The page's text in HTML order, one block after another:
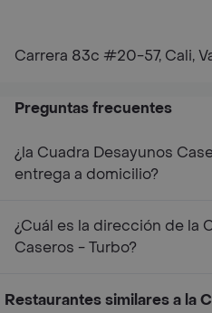
Carrera 83c #20-57, Cali,
Preguntas frecuentes
¿la Cuadra Desayunos
entrega a domicilio?
¿Cuál es la dirección de la
Caseros - Turbo?
Restaurantes similares a la